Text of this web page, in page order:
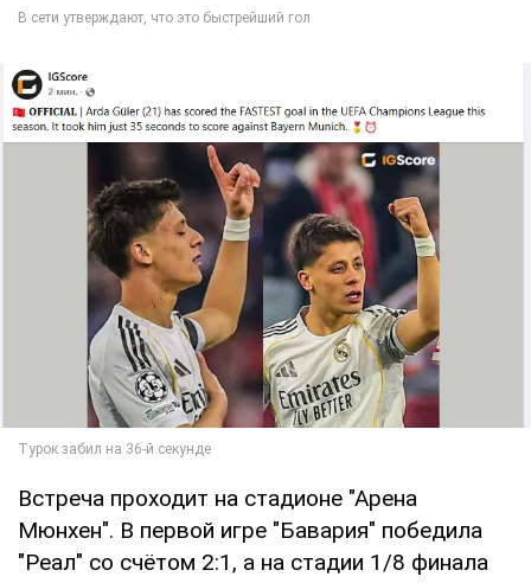
Встреча проходит на стадионе "Арена
Мюнхен". В первой игре "Бавария" победила
"Реал" со счётом 2:1, а на стадии 1/8 финала